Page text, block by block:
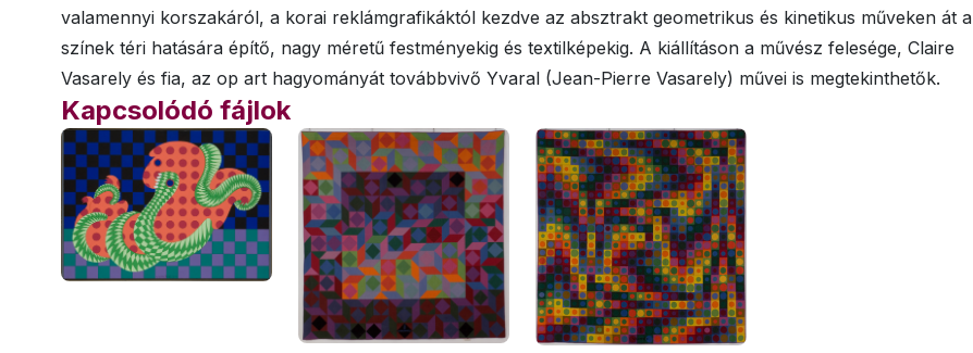
valamennyi korszakáról, a korai reklámgrafikáktól kezdve az absztrakt geometrikus és kinetikus műveken át a
színek téri hatására építő, nagy méretű festményekig és textilképekig. A kiállításon a művész felesége, Claire
Vasarely és fia, az op art hagyományát továbbvivő Yvaral (Jean-Pierre Vasarely) művei is megtekinthetők.
Kapcsolódó fájlok